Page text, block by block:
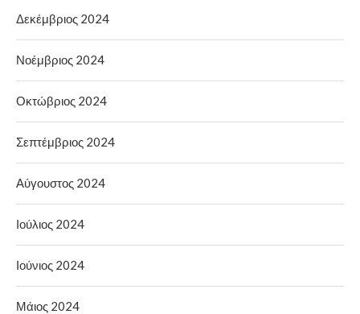
Δεκέμβριος 2024
Νοέμβριος 2024
Οκτώβριος 2024
Σεπτέμβριος 2024
Αύγουστος 2024
Ιούλιος 2024
Ιούνιος 2024
Μάιος 2024